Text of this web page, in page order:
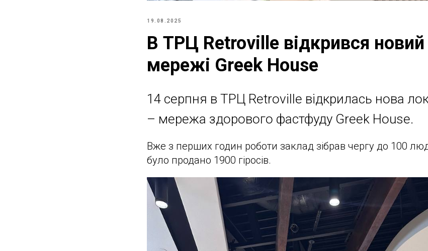
19.08.2025
В ТРЦ Retroville відкрився
мережі Greek House
14 серпня в ТРЦ Retroville відкрилась нова
– мережа здорового фастфуду Greek House.
Вже з перших годин роботи заклад зібрав чергу до 100
було продано 1900 гіросів.